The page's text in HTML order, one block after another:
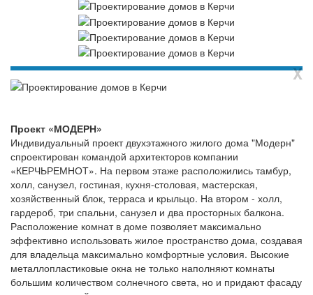
X
Проект «МОДЕРН»
Индивидуальный проект двухэтажного жилого дома "Модерн"
спроектирован командой архитекторов компании
«КЕРЧЬРЕМНОТ». На первом этаже расположились тамбур,
холл, санузел, гостиная, кухня-столовая, мастерская,
хозяйственный блок, терраса и крыльцо. На втором - холл,
гардероб, три спальни, санузел и два просторных балкона.
Расположение комнат в доме позволяет максимально
эффективно использовать жилое пространство дома, создавая
для владельца максимально комфортные условия. Высокие
металлопластиковые окна не только наполняют комнаты
большим количеством солнечного света, но и придают фасаду